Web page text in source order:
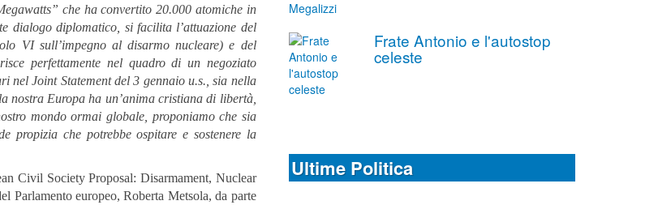
che ha convertito 20.000 atomiche in
dialogo diplomatico, si facilita l’attuazione del
VI sull’impegno al disarmo nucleare) e del
perfettamente nel quadro di un negoziato
nel Joint Statement del 3 gennaio u.s., sia nella
nostra Europa ha un’anima cristiana di libertà,
mondo ormai globale, proponiamo che sia
propizia che potrebbe ospitare e sostenere la
Civil Society Proposal: Disarmament, Nuclear
Parlamento europeo, Roberta Metsola, da parte
Frate Antonio e l'autostop
celeste
Ultime Politica